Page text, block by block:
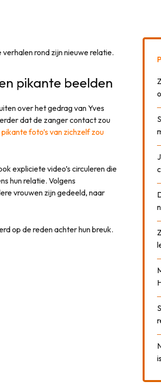
rond zijn nieuwe relatie.
pikante beelden
over het gedrag van Yves
dat de zanger contact zou
foto’s van zichzelf zou
expliciete video’s circuleren die
hun relatie. Volgens
vrouwen zijn gedeeld, naar
op de reden achter hun breuk.